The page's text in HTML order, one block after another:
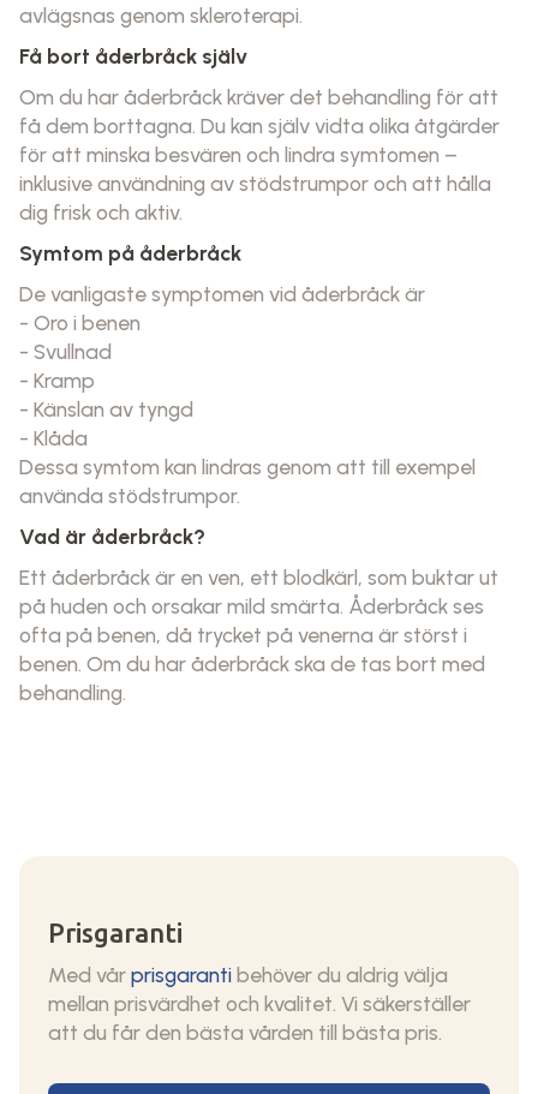
avlägsnas genom skleroterapi.
Få bort åderbråck själv
Om du har åderbråck kräver det behandling för att
få dem borttagna. Du kan själv vidta olika åtgärder
för att minska besvären och lindra symtomen –
inklusive användning av stödstrumpor och att hålla
dig frisk och aktiv.
Symtom på åderbråck
De vanligaste symptomen vid åderbråck är
- Oro i benen
- Svullnad
- Kramp
- Känslan av tyngd
- Klåda
Dessa symtom kan lindras genom att till exempel
använda stödstrumpor.
Vad är åderbråck?
Ett åderbråck är en ven, ett blodkärl, som buktar ut
på huden och orsakar mild smärta. Åderbråck ses
ofta på benen, då trycket på venerna är störst i
benen. Om du har åderbråck ska de tas bort med
behandling.
Prisgaranti
Med vårprisgarantibehöver du aldrig välja
mellan prisvärdhet och kvalitet. Vi säkerställer
att du får den bästa vården till bästa pris.